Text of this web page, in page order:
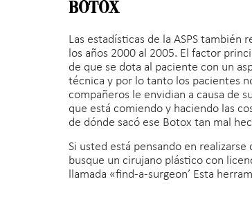
Botox
Las estadísticas de la ASPS
los años 2000 al 2005. El factor
de que se dota al paciente con un
técnica y por lo tanto los pacientes
compañeros le envidian a causa de
que está comiendo y haciendo las
de dónde sacó ese Botox tan mal
Si usted está pensando en
busque un cirujano plástico con
llamada «find-a-surgeon’ Esta